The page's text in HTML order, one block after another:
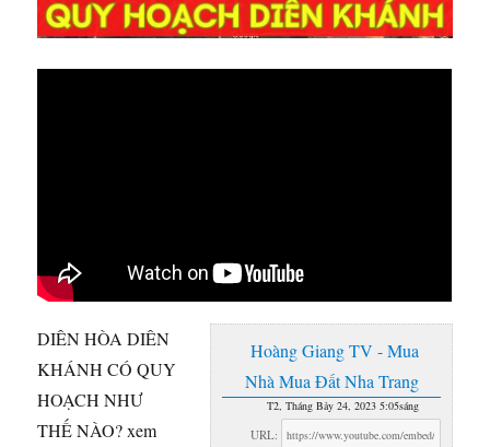
Hoàng Giang TV - Mua
Nhà Mua Đất Nha Trang
T2, Tháng Bảy 24, 2023 5:05sáng
URL:
DIÊN HÒA DIÊN
KHÁNH CÓ QUY
HOẠCH NHƯ
THẾ NÀO? xem